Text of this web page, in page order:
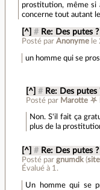
prostitution, même si
concerne tout autant
[^] # Re: Des putes ?
Posté parAnonyme le
un homme qui se
[^] # Re: Des putes
Posté par Marotte ⛧
Non. S'il fait ça
plus de la
[^] # Re: Des putes ?
Posté pargnumdk (
Évalué à 1 .
Un homme qui se